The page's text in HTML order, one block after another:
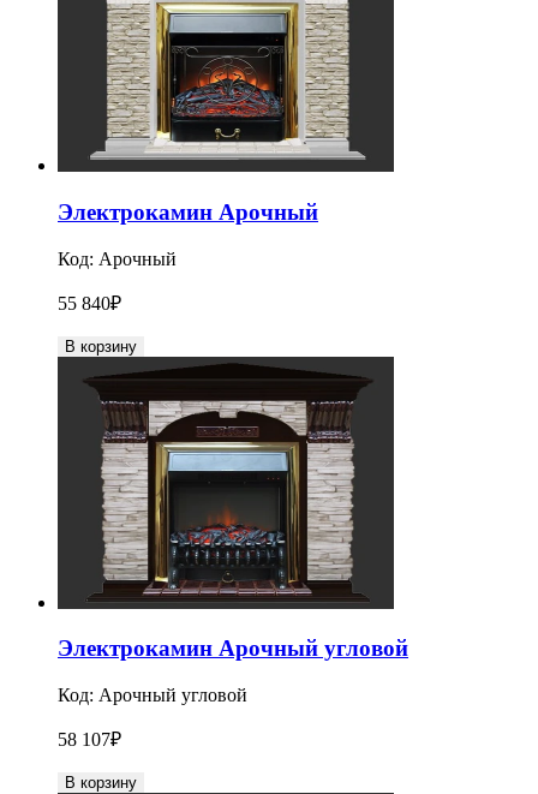
Электрокамин Арочный
Код: Арочный
55 840₽
В корзину
Электрокамин Арочный угловой
Код: Арочный угловой
58 107₽
В корзину